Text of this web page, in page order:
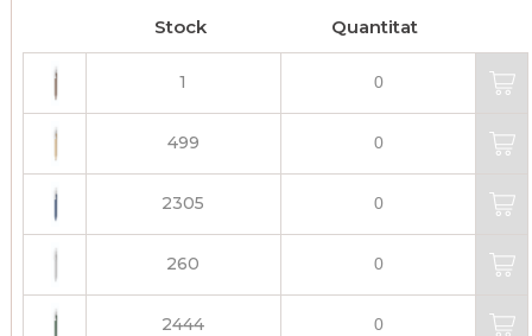
Stock
Quantitat
1
499
2305
260
2444